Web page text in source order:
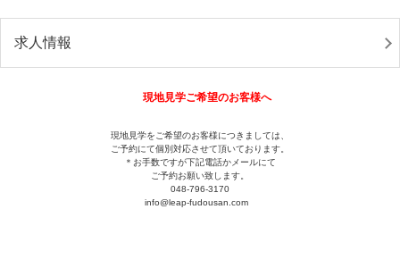
求人情報
現地見学ご希望のお客様へ
現地見学をご希望のお客様につきましては、
ご予約にて個別対応させて頂いております。
＊お手数ですが下記電話かメールにて
ご予約お願い致します。
048-796-3170
info@leap-fudousan.com